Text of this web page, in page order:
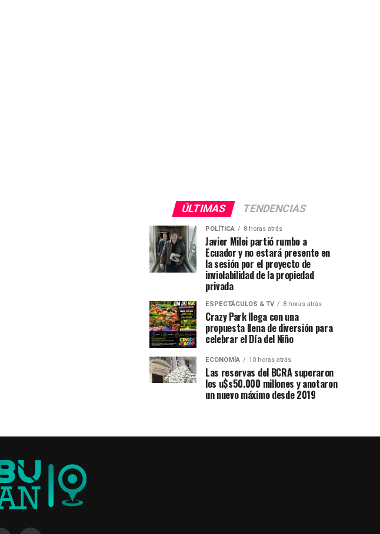
ÚLTIMAS TENDENCIAS
POLÍTICA 8 horas atrás
Javier Milei partió rumbo a
Ecuador y no estará presente en
la sesión por el proyecto de
inviolabilidad de la propiedad
privada
ESPECTÁCULOS & TV 8 horas atrás
Crazy Park llega con una
propuesta llena de diversión para
celebrar el Día del Niño
ECONOMÍA 10 horas atrás
Las reservas del BCRA superaron
los u$s50.000 millones y anotaron
un nuevo máximo desde 2019